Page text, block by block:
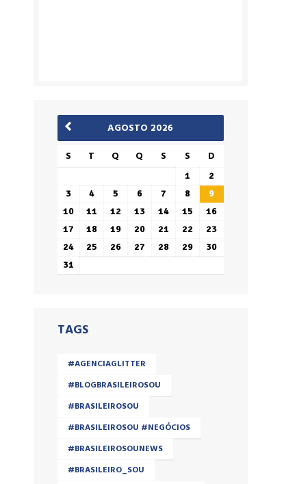
AGOSTO 2026
S
T Q Q S S D
1
2
3
4 5 6 7 8
9
10
11 12 13 14 15
16
17
18 19 20 21 22
23
24
25 26 27 28 29
30
31
TAGS
#AGENCIAGLITTER
#BLOGBRASILEIROSOU
#BRASILEIROSOU
#BRASILEIROSOU #NEGÓCIOS
#BRASILEIROSOUNEWS
#BRASILEIRO_SOU